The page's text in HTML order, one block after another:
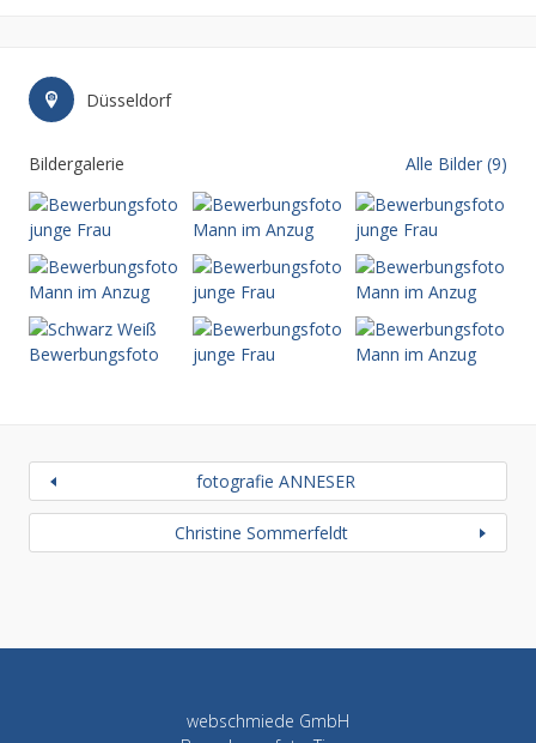
Düsseldorf
Bildergalerie Alle Bilder (9)
fotografie ANNESER
Christine Sommerfeldt
webschmiede GmbH